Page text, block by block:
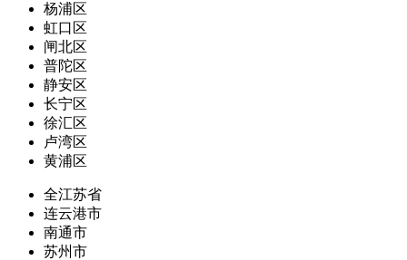
杨浦区
虹口区
闸北区
普陀区
静安区
长宁区
徐汇区
卢湾区
黄浦区
全江苏省
连云港市
南通市
苏州市